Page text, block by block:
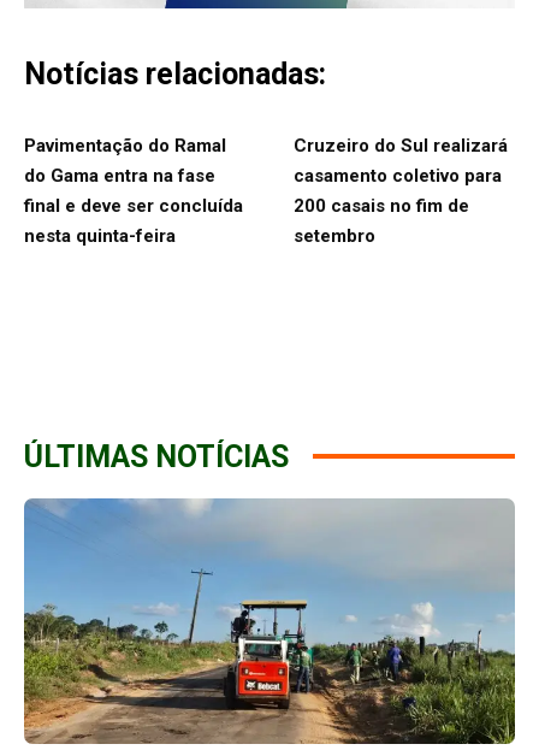
Notícias relacionadas:
Pavimentação do Ramal
do Gama entra na fase
final e deve ser concluída
nesta quinta-feira
Cruzeiro do Sul realizará
casamento coletivo para
200 casais no fim de
setembro
ÚLTIMAS NOTÍCIAS